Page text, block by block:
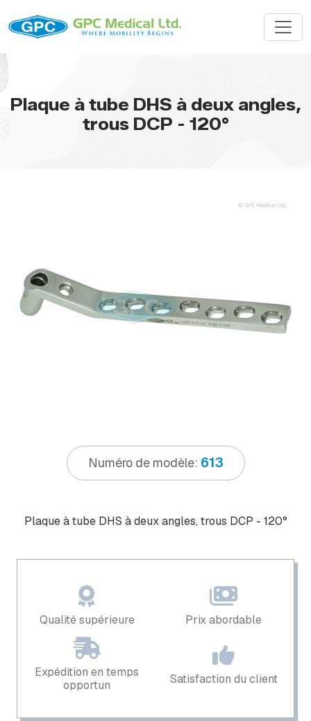
Plaque à tube DHS à deux angles,
trous DCP - 120°
Numéro de modèle: 613
Plaque à tube DHS à deux angles, trous DCP - 120°
Qualité supérieure Prix ​​abordable
Expédition en temps
opportun
Satisfaction du client